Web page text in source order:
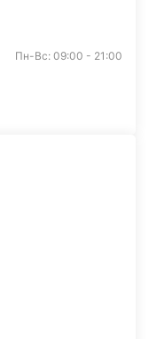
Пн-Вс: 09:00 - 21:00